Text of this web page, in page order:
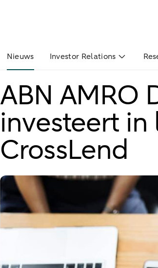
Nieuws Investor Relations
ABN AMRO
investeert
CrossLend